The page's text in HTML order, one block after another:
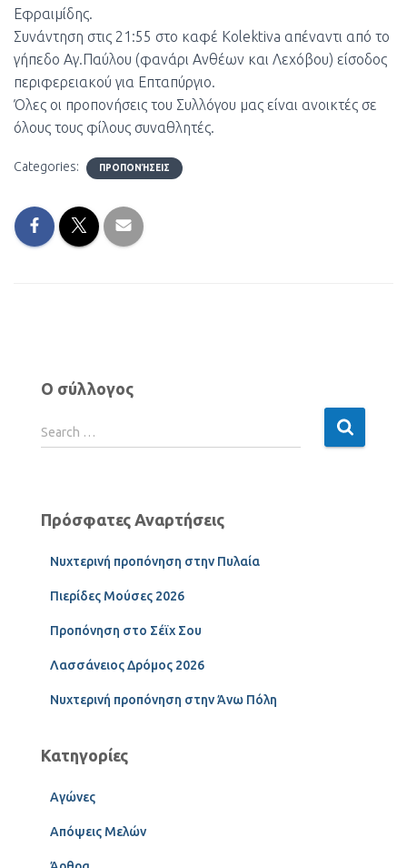
Εφραιμίδης.
Συνάντηση στις 21:55 στο καφέ Kolektiva απέναντι από το
γήπεδο Αγ.Παύλου (φανάρι Ανθέων και Λεχόβου) είσοδος
περιφερειακού για Επταπύργιο.
Όλες οι προπονήσεις του Συλλόγου μας είναι ανοικτές σε
όλους τους φίλους συναθλητές.
Categories: ΠΡΟΠΟΝΉΣΕΙΣ
Ο σύλλογος
Search …
Πρόσφατες Αναρτήσεις
Νυχτερινή προπόνηση στην Πυλαία
Πιερίδες Μούσες 2026
Προπόνηση στο Σέϊχ Σου
Λασσάνειος Δρόμος 2026
Νυχτερινή προπόνηση στην Άνω Πόλη
Κατηγορίες
Αγώνες
Απόψεις Μελών